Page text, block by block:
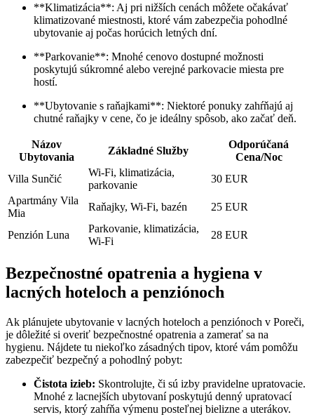
**Klimatizácia**: Aj pri nižších cenách môžete očakávať
klimatizované miestnosti, ktoré vám zabezpečia pohodlné
ubytovanie aj počas horúcich letných dní.
**Parkovanie**: Mnohé cenovo dostupné možnosti
poskytujú súkromné alebo verejné parkovacie miesta pre
hostí.
**Ubytovanie s raňajkami**: Niektoré ponuky zahŕňajú aj
chutné raňajky v cene, čo je ideálny spôsob, ako začať deň.
Názov
Ubytovania
Základné Služby
Odporúčaná
Cena/Noc
Villa Sunčić
Wi-Fi, klimatizácia,
parkovanie
30 EUR
Apartmány Vila
Mia
Raňajky, Wi-Fi, bazén 25 EUR
Penzión Luna
Parkovanie, klimatizácia,
Wi-Fi
28 EUR
Bezpečnostné opatrenia a hygiena v
lacných hoteloch a penziónoch
Ak plánujete ubytovanie v lacných hoteloch a penziónoch v Poreči,
je dôležité si overiť bezpečnostné opatrenia a zamerať sa na
hygienu. Nájdete tu niekoľko zásadných tipov, ktoré vám pomôžu
zabezpečiť bezpečný a pohodlný pobyt:
Čistota izieb: Skontrolujte, či sú izby pravidelne upratovacie.
Mnohé z lacnejších ubytovaní poskytujú denný upratovací
servis, ktorý zahŕňa výmenu posteľnej bielizne a uterákov.